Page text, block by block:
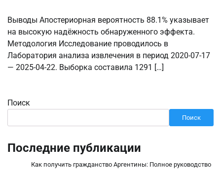
Выводы Апостериорная вероятность 88.1% указывает
на высокую надёжность обнаруженного эффекта.
Методология Исследование проводилось в
Лаборатория анализа извлечения в период 2020-07-17
— 2025-04-22. Выборка составила 1291 […]
Поиск
Поиск
Последние публикации
Как получить гражданство Аргентины: Полное руководство